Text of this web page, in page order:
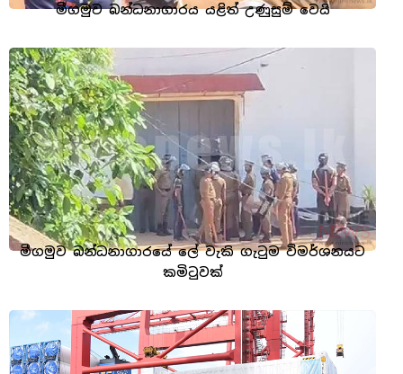
මීගමුව බන්ධනාගාරය යළිත් උණුසුම් වෙයි
මීගමුව බන්ධනාගාරයේ ලේ වැකි ගැටුම විමර්ශනයට
කමිටුවක්